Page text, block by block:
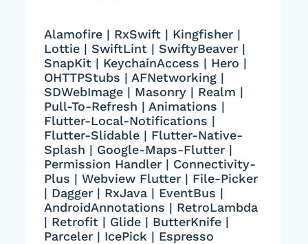
Alamofire | RxSwift | Kingfisher |
Lottie | SwiftLint | SwiftyBeaver |
SnapKit | KeychainAccess | Hero |
OHTTPStubs | AFNetworking |
SDWebImage | Masonry | Realm |
Pull-To-Refresh | Animations |
Flutter-Local-Notifications |
Flutter-Slidable | Flutter-Native-
Splash | Google-Maps-Flutter |
Permission Handler | Connectivity-
Plus | Webview Flutter | File-Picker
| Dagger | RxJava | EventBus |
AndroidAnnotations | RetroLambda
| Retrofit | Glide | ButterKnife |
Parceler | IcePick | Espresso